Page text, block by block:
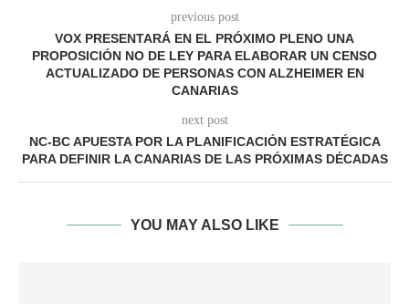
previous post
VOX PRESENTARÁ EN EL PRÓXIMO PLENO UNA
PROPOSICIÓN NO DE LEY PARA ELABORAR UN CENSO
ACTUALIZADO DE PERSONAS CON ALZHEIMER EN
CANARIAS
next post
NC-BC APUESTA POR LA PLANIFICACIÓN ESTRATÉGICA
PARA DEFINIR LA CANARIAS DE LAS PRÓXIMAS DÉCADAS
YOU MAY ALSO LIKE